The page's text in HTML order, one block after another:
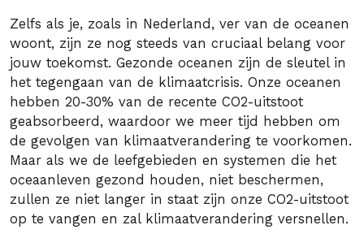
Zelfs als je, zoals in Nederland, ver van de oceanen
woont, zijn ze nog steeds van cruciaal belang voor
jouw toekomst. Gezonde oceanen zijn de sleutel in
het tegengaan van de klimaatcrisis. Onze oceanen
hebben 20-30% van de recente CO2-uitstoot
geabsorbeerd, waardoor we meer tijd hebben om
de gevolgen van klimaatverandering te voorkomen.
Maar als we de leefgebieden en systemen die het
oceaanleven gezond houden, niet beschermen,
zullen ze niet langer in staat zijn onze CO2-uitstoot
op te vangen en zal klimaatverandering versnellen.